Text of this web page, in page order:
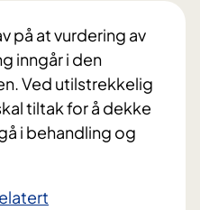
på at vurdering av
inngår i den
Ved utilstrekkelig
tiltak for å dekke
i behandling og